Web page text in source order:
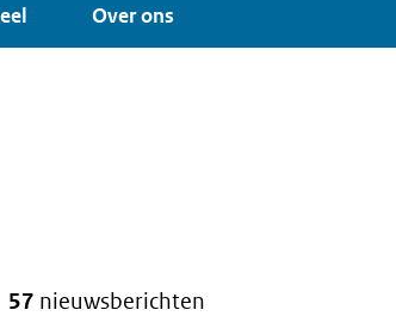
Over ons
57 nieuwsberichten